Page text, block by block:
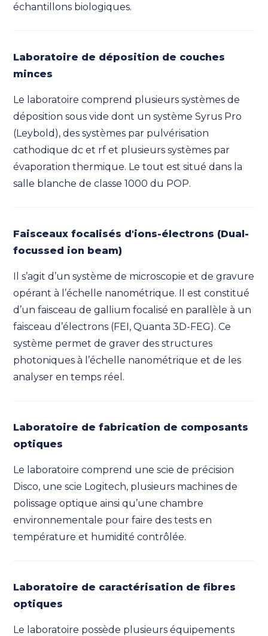
échantillons biologiques.
Laboratoire de déposition de couches
minces
Le laboratoire comprend plusieurs systèmes de
déposition sous vide dont un système Syrus Pro
(Leybold), des systèmes par pulvérisation
cathodique dc et rf et plusieurs systèmes par
évaporation thermique. Le tout est situé dans la
salle blanche de classe 1000 du POP.
Faisceaux focalisés d'ions-électrons (Dual-
focussed ion beam)
Il s’agit d’un système de microscopie et de gravure
opérant à l’échelle nanométrique. Il est constitué
d’un faisceau de gallium focalisé en parallèle à un
faisceau d’électrons (FEI, Quanta 3D-FEG). Ce
système permet de graver des structures
photoniques à l’échelle nanométrique et de les
analyser en temps réel.
Laboratoire de fabrication de composants
optiques
Le laboratoire comprend une scie de précision
Disco, une scie Logitech, plusieurs machines de
polissage optique ainsi qu’une chambre
environnementale pour faire des tests en
température et humidité contrôlée.
Laboratoire de caractérisation de fibres
optiques
Le laboratoire possède plusieurs équipements